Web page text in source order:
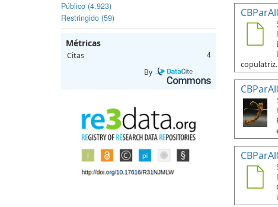
Público (4.923)
Restringido (59)
Métricas
Citas 4
By